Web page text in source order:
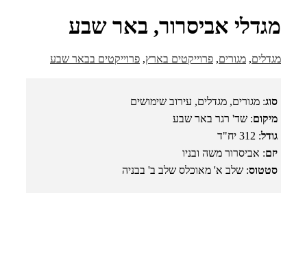
מגדלי אביסרור, באר שבע
מגדלים, מגורים, פרוייקטים בארץ, פרוייקטים בבאר שבע
סוג: מגורים, מגדלים, עירוב שימושים
מיקום: שד' רגר באר שבע
גודל: 312 יח"ד
יזם: אביסרור משה ובניו
סטטוס: שלב א' מאוכלס שלב ב' בבניה